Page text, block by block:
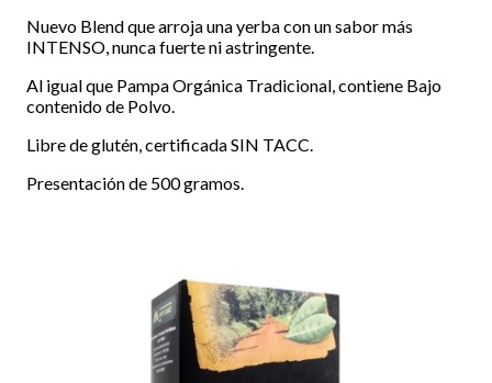
Nuevo Blend que arroja una yerba con un sabor más
INTENSO, nunca fuerte ni astringente.
Al igual que Pampa Orgánica Tradicional, contiene Bajo
contenido de Polvo.
Libre de glutén, certificada SIN TACC.
Presentación de 500 gramos.